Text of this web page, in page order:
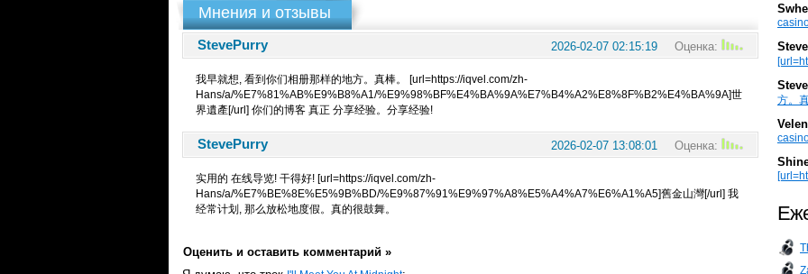
Мнения и отзывы
StevePurry 2026-02-07 02:15:19 Оценка:
我早就想, 看到你们相册那样的地方。真棒。 [url=https://iqvel.com/zh-
Hans/a/%E7%81%AB%E9%B8%A1/%E9%98%BF%E4%BA%9A%E7%B4%A2%E8%8F%B2%E4%BA%9A]世
界遺產[/url] 你们的博客 真正 分享经验。分享经验!
StevePurry 2026-02-07 13:08:01 Оценка:
实用的 在线导览! 干得好! [url=https://iqvel.com/zh-
Hans/a/%E7%BE%8E%E5%9B%BD/%E9%87%91%E9%97%A8%E5%A4%A7%E6%A1%A5]舊金山灣[/url] 我
经常计划, 那么放松地度假。真的很鼓舞。
Оценить и оставить комментарий »
方。